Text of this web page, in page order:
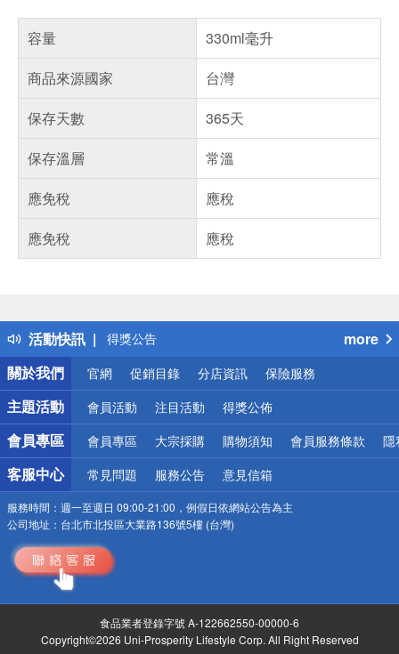
容量
330ml毫升
商品來源國家
台灣
保存天數
365天
保存溫層
常溫
應免稅
應稅
應免稅
應稅
活動快訊
得獎公告
熱門話題
銀行優惠
偏遠地區配送
詐騙網頁！請小心！
more
關於我們
官網 促銷目錄 分店資訊 保險服務
主題活動 會員活動 注目活動 得獎公佈
會員專區 會員專區 大宗採購 購物須知 會員服務條款 隱
客服中心 常見問題 服務公告 意見信箱
服務時間： 週一至週日 09:00-21:00，例假日依網站公告為主
公司地址： 台北市北投區大業路136號5樓 (台灣)
食品業者登錄字號 A-122662550-00000-6
Copyright©2026 Uni-Prosperity Lifestyle Corp. All Right Reserved